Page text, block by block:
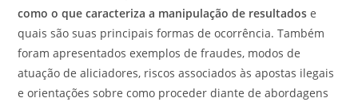
como o que caracteriza a manipulação de resultados e
quais são suas principais formas de ocorrência. Também
foram apresentados exemplos de fraudes, modos de
atuação de aliciadores, riscos associados às apostas ilegais
e orientações sobre como proceder diante de abordagens